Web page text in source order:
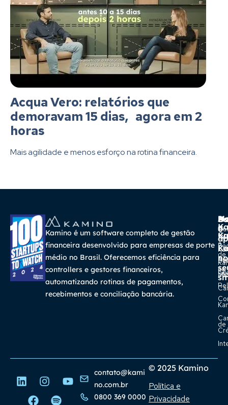
Acqua Vero: relatórios que
demoravam 15 dias, agora em 2
horas
Mais agilidade e menos esforço na rotina financeira.
Kamino é um software completo de gestão
financeira desenvolvido para empresas de porte
médio no Brasil. Oferecemos eficiência para
controllers e gestores financeiros,
automatizando rotinas de pagamentos,
recebimentos e conciliação bancária.
A
a
na
a
de
de
o
no
© 2025 Kamino
Política e
Privacidade
contato@kami
no.com.br
0800 369 0000